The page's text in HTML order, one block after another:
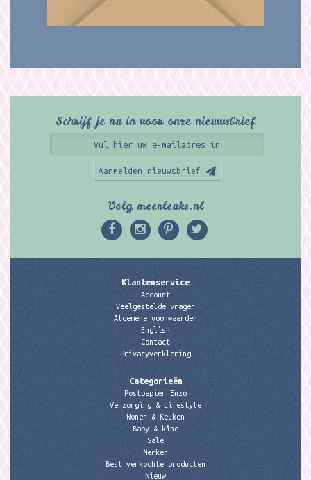
Schrijf je nu in voor onze nieuwsbrief
Aanmelden nieuwsbrief
Volg meerleuks.nl
Klantenservice
Account
Veelgestelde vragen
Algemene voorwaarden
English
Contact
Privacyverklaring
Categorieën
Postpapier Enzo
Verzorging & Lifestyle
Wonen & Keuken
Baby & kind
Sale
Merken
Best verkochte producten
Nieuw